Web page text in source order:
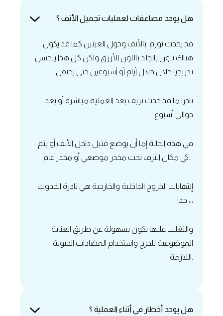
‏هل يوجد مضاعفات لعمليات تجميل الأنف ‏؟
قد يحدث تورم بالأنف وحول العينين كما قد يكون
هناك تلون بالجلد باللون الأزرق ولكن كل هذا يتحسن
تدريجيا خلال خلال أيام أو أسبوعين حتى يختفي
نادرا ما قد حدث نزيف بعد العملية مباشرة أو بعد
حوالي أسبوع
في هذه الحالة إما أن يوضع فتيل داخل الأنف أو يتم
إلتهابات الجروح الداخلية والخارجية هي نادرة الحدوث
جدا ،،،
والتغلب عليها يكون بسهولة عن طريق العناية
الموضوعية للجرح واستخدام المضادات الحيوية
هل يوجد أخطار في أثناء العملية ؟